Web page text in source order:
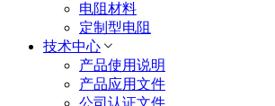
电阻材料
定制型电阻
技术中心
产品使用说明
产品应用文件
公司认证文件